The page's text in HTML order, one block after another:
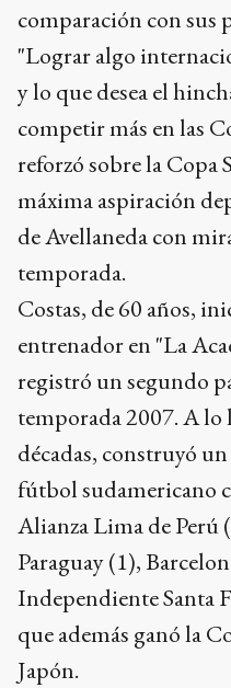
comparación con sus
"Lograr algo
y lo que desea el
competir más en las
reforzó sobre la Copa
máxima aspiración
de Avellaneda con
temporada.
Costas, de 60 años,
entrenador en "La
registró un segundo
temporada 2007. A lo
décadas, construyó
fútbol sudamericano
Alianza Lima de Perú
Paraguay (1),
Independiente Santa
que además ganó la
Japón.